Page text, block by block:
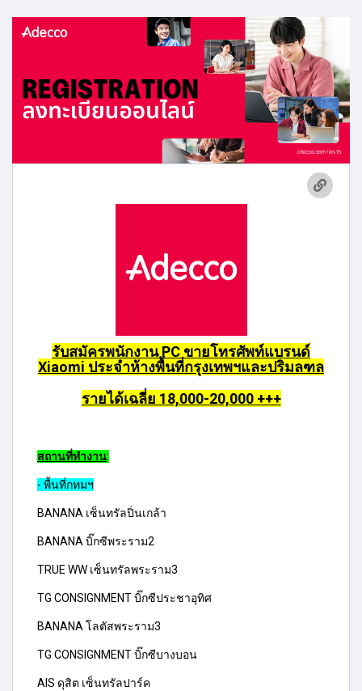
รับสมัครพนักงาน PC ขายโทรศัพท์แบรนด์
Xiaomi ประจำห้างพื้นที่กรุงเทพฯและปริมลฑล
รายได้เฉลี่ย 18,000-20,000 +++
สถานที่ทำงาน:
- พื้นที่กทมฯ
BANANA เซ็นทรัลปิ่นเกล้า
BANANA บิ๊กซีพระราม2
TRUE WW เซ็นทรัลพระราม3
TG CONSIGNMENT บิ๊กซีประชาอุทิศ
BANANA โลตัสพระราม3
TG CONSIGNMENT บิ๊กซีบางบอน
AIS ดุสิต เซ็นทรัลปาร์ค